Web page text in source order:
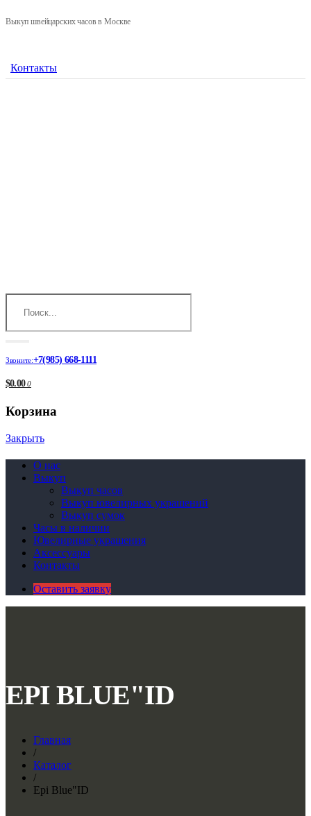
Выкуп швейцарских часов в Москве
Контакты
Звоните:+7(985) 668-1111
$0.00 0
Корзина
Закрыть
О нас
Выкуп
Выкуп часов
Выкуп ювелирных украшений
Выкуп сумок
Часы в наличии
Ювелирные украшения
Аксессуары
Контакты
Оставить заявку
EPI BLUE"ID
Главная
/
Каталог
/
Epi Blue"ID